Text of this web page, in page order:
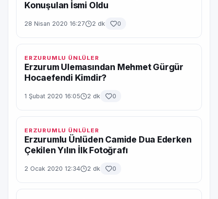
Konuşulan İsmi Oldu
28 Nisan 2020 16:27 2 dk 0
ERZURUMLU ÜNLÜLER
Erzurum Ulemasından Mehmet Gürgür
Hocaefendi Kimdir?
1 Şubat 2020 16:05 2 dk 0
ERZURUMLU ÜNLÜLER
Erzurumlu Ünlüden Camide Dua Ederken
Çekilen Yılın İlk Fotoğrafı
2 Ocak 2020 12:34 2 dk 0